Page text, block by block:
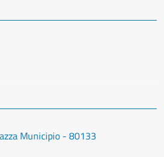
Municipio - 80133